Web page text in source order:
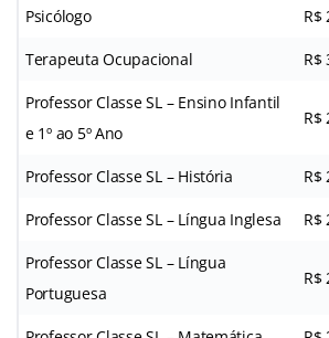
Psicólogo R$
Terapeuta Ocupacional R$
Professor Classe SL – Ensino Infantil
e 1º ao 5º Ano
R$
Professor Classe SL – História R$
Professor Classe SL – Língua Inglesa R$
Professor Classe SL – Língua
Portuguesa
R$